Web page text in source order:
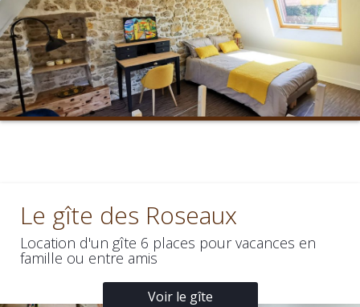
Le gîte des Roseaux
Location d'un gîte 6 places pour vacances en
famille ou entre amis
Voir le gîte